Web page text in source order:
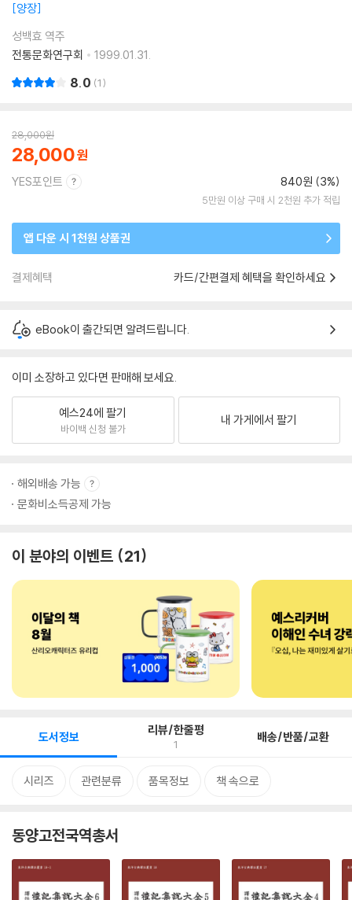
양장
성백효 역주
전통문화연구회
1999.01.31.
8.0 1
28,000원
28,000
YES포인트 840원 (3%)
5만원 이상 구매 시 2천원 추가 적립
앱 다운 시 1천원 상품권
결제혜택 카드/간편결제 혜택을 확인하세요
eBook이 출간되면 알려드립니다.
이미 소장하고 있다면 판매해 보세요.
예스24에 팔기
바이백 신청 불가
내 가게에서 팔기
해외배송 가능
문화비소득공제 가능
이 분야의 이벤트 21
도서정보 리뷰/한줄평
1 배송/반품/교환
시리즈 관련분류 품목정보 책 속으로
동양고전국역총서